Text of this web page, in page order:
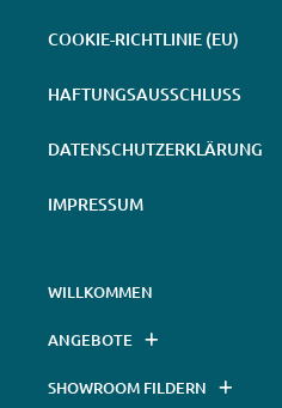
COOKIE-RICHTLINIE (EU)
HAFTUNGSAUSSCHLUSS
DATENSCHUTZERKLÄRUNG
IMPRESSUM
WILLKOMMEN
ANGEBOTE
SHOWROOM FILDERN